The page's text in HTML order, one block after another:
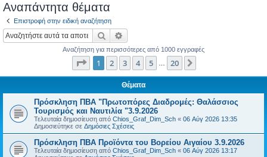
Αναπάντητα θέματα
Επιστροφή στην ειδική αναζήτηση
Αναζήτηση
Αναζήτηση για περισσότερες από 1000 εγγραφές
Σελίδα από20
1 2 3 4 5 20
Θέματα
Πρόσκληση ΠΒΑ "Πρωτοπόρες Διαδρομές: Θαλάσσιος
Τουρισμός και Ναυτιλία "3.9.2026
Τελευταία δημοσίευση από Chios_Graf_Dim_Sch « 06 Αύγ 2026 13:35
Δημοσιεύτηκε σε Δημόσιες Σχέσεις
Πρόσκληση ΠΒΑ Προϊόντα του Βορείου Αιγαίου 3.9.2026
Τελευταία δημοσίευση από Chios_Graf_Dim_Sch « 06 Αύγ 2026 13:17